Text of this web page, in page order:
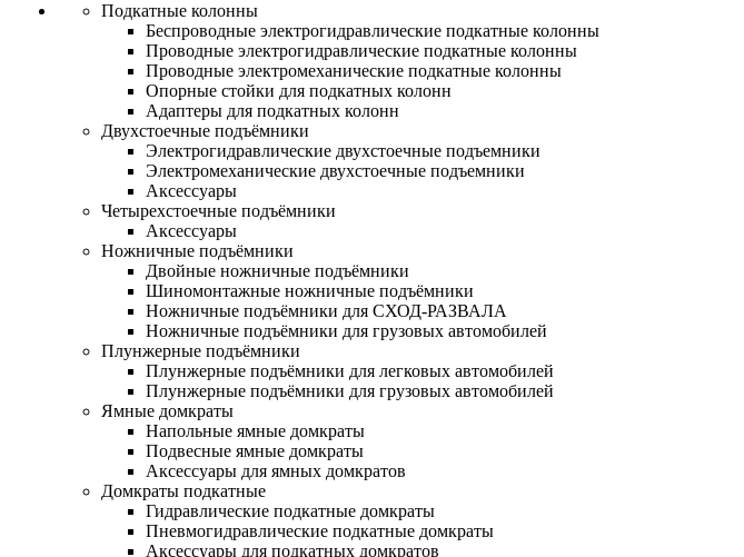
Подкатные колонны
Беспроводные электрогидравлические подкатные колонны
Проводные электрогидравлические подкатные колонны
Проводные электромеханические подкатные колонны
Опорные стойки для подкатных колонн
Адаптеры для подкатных колонн
Двухстоечные подъёмники
Электрогидравлические двухстоечные подъемники
Электромеханические двухстоечные подъемники
Аксессуары
Четырехстоечные подъёмники
Аксессуары
Ножничные подъёмники
Двойные ножничные подъёмники
Шиномонтажные ножничные подъёмники
Ножничные подъёмники для СХОД-РАЗВАЛА
Ножничные подъёмники для грузовых автомобилей
Плунжерные подъёмники
Плунжерные подъёмники для легковых автомобилей
Плунжерные подъёмники для грузовых автомобилей
Ямные домкраты
Напольные ямные домкраты
Подвесные ямные домкраты
Аксессуары для ямных домкратов
Домкраты подкатные
Гидравлические подкатные домкраты
Пневмогидравлические подкатные домкраты
Аксессуары для подкатных домкратов